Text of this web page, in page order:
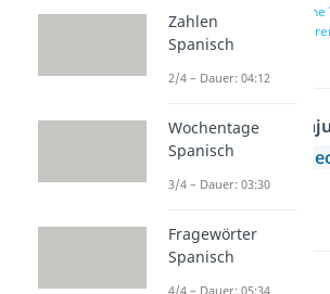
Spanische Verben
wir dir hier und im
Beispielen!
Zahlen
Spanisch
2/4 – Dauer: 04:12
Wochentage
Spanisch
3/4 – Dauer: 03:30
Fragewörter
Spanisch
4/4 – Dauer: 05:34